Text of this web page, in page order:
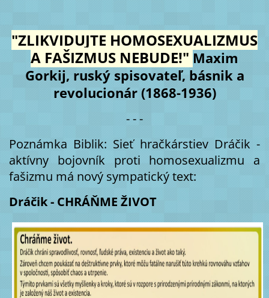
"ZLIKVIDUJTE HOMOSEXUALIZMUS
A FAŠIZMUS NEBUDE!" Maxim
Gorkij, ruský spisovateľ, básnik a
revolucionár (1868-1936)
- - -
Poznámka Biblik: Sieť hračkárstiev Dráčik -
aktívny bojovník proti homosexualizmu a
fašizmu má nový sympatický text:
Dráčik - CHRÁŇME ŽIVOT